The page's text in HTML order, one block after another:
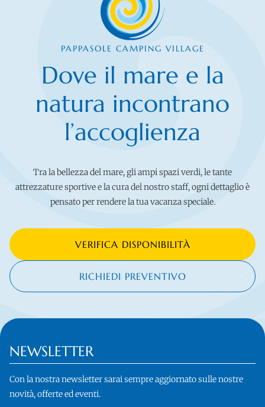
Dove il mare e la
natura incontrano
l’accoglienza
PAPPASOLE CAMPING VILLAGE
Tra la bellezza del mare, gli ampi spazi verdi, le tante
attrezzature sportive e la cura del nostro staff, ogni dettaglio è
pensato per rendere la tua vacanza speciale.
VERIFICA DISPONIBILITÀ
RICHIEDI PREVENTIVO
NEWSLETTER
Con la nostra newsletter sarai sempre aggiornato sulle nostre
novità, offerte ed eventi.